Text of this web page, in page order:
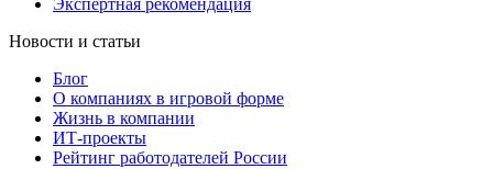
Экспертная рекомендация
Новости и статьи
Блог
О компаниях в игровой форме
Жизнь в компании
ИТ-проекты
Рейтинг работодателей России